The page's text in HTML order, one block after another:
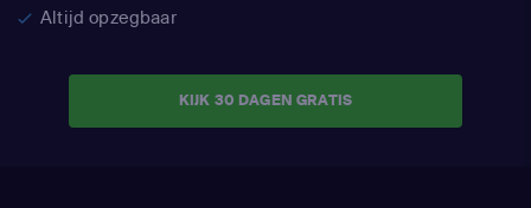
Altijd opzegbaar
KIJK 30 DAGEN GRATIS